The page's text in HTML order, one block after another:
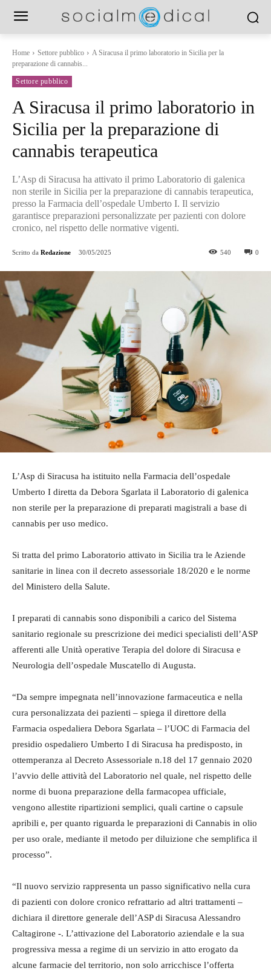
Home Settore pubblico
A Siracusa il primo laboratorio in Sicilia per la
preparazione di cannabis...
Settore pubblico
A Siracusa il primo laboratorio in
Sicilia per la preparazione di
cannabis terapeutica
L’Asp di Siracusa ha attivato il primo Laboratorio di galenica
non sterile in Sicilia per la preparazione di cannabis terapeutica,
presso la Farmacia dell’ospedale Umberto I. Il servizio
garantisce preparazioni personalizzate per pazienti con dolore
cronico, nel rispetto delle normative vigenti.
Scritto da Redazione 30/05/2025 0
540
L’Asp di Siracusa ha istituito nella Farmacia dell’ospedale
Umberto I diretta da Debora Sgarlata il Laboratorio di galenica
non sterile per la preparazione di preparati magistrali a base di
cannabis per uso medico.
Si tratta del primo Laboratorio attivato in Sicilia tra le Aziende
sanitarie in linea con il decreto assessoriale 18/2020 e le norme
del Ministero della Salute.
I preparati di cannabis sono disponibili a carico del Sistema
sanitario regionale su prescrizione dei medici specialisti dell’ASP
afferenti alle Unità operative Terapia del dolore di Siracusa e
Neurologia dell’ospedale Muscatello di Augusta.
“Da sempre impegnata nell’innovazione farmaceutica e nella
cura personalizzata dei pazienti – spiega il direttore della
Farmacia ospedaliera Debora Sgarlata – l’UOC di Farmacia del
presidio ospedaliero Umberto I di Siracusa ha predisposto, in
ottemperanza al Decreto Assessoriale n.18 del 17 gennaio 2020
l’avvio delle attività del Laboratorio nel quale, nel rispetto delle
norme di buona preparazione della farmacopea ufficiale,
vengono allestite ripartizioni semplici, quali cartine o capsule
apribili e, per quanto riguarda le preparazioni di Cannabis in olio
per uso orale, mediante il metodo per diluizione che semplifica il
processo”.
“Il nuovo servizio rappresenta un passo significativo nella cura
di pazienti con dolore cronico refrattario ad altri trattamenti –
dichiara il direttore generale dell’ASP di Siracusa Alessandro
Caltagirone -. L’attivazione del Laboratorio aziendale e la sua
progressiva messa a regime di un servizio in atto erogato da
alcune farmacie del territorio, non solo arricchisce l’offerta